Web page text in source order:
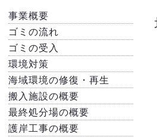
事業概要
ゴミの流れ
ゴミの受入
環境対策
海域環境の修復・再生
搬入施設の概要
最終処分場の概要
護岸工事の概要